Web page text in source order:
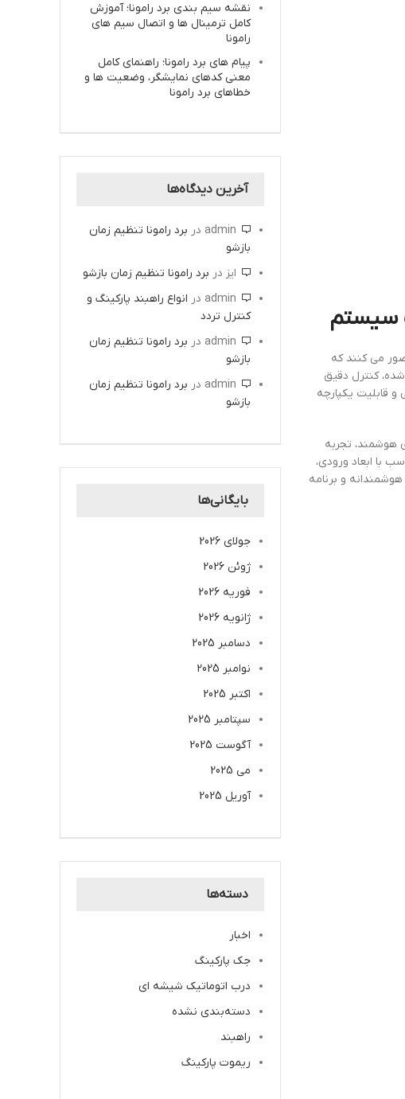
سیستم
می کنند که
کنترل دقیق
و قابلیت یکپارچه
هوشمند، تجربه
با ابعاد ورودی،
و برنامه
نقشه سیم بندی برد رامونا؛ آموزش
کامل ترمینال ها و اتصال سیم های
رامونا
پیام های برد رامونا؛ راهنمای کامل
معنی کدهای نمایشگر، وضعیت ها و
خطاهای برد رامونا
آخرین دیدگاه‌ها
admin در برد رامونا تنظیم زمان
بازشو
ایز در برد رامونا تنظیم زمان بازشو
admin در انواع راهبند پارکینگ و
کنترل تردد
admin در برد رامونا تنظیم زمان
بازشو
admin در برد رامونا تنظیم زمان
بازشو
بایگانی‌ها
جولای 2026
ژوئن 2026
فوریه 2026
ژانویه 2026
دسامبر 2025
نوامبر 2025
اکتبر 2025
سپتامبر 2025
آگوست 2025
می 2025
آوریل 2025
دسته‌ها
اخبار
جک پارکینگ
درب اتوماتیک شیشه ای
دسته‌بندی نشده
راهبند
ریموت پارکینگ